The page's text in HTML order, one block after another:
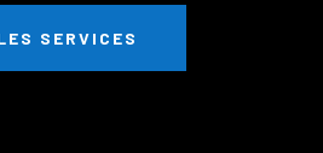
SERVICES